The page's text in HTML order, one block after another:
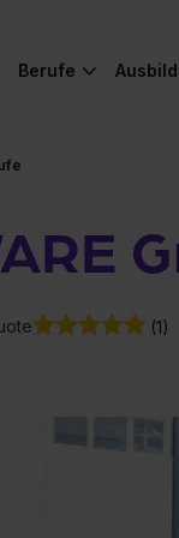
Berufe
(1)